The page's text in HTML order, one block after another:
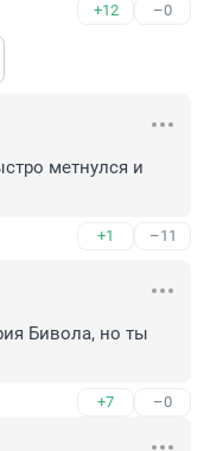
+12 –0
метнулся и
+1 –11
Бивола, но ты
+7 –0